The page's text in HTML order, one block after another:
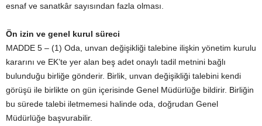
esnaf ve sanatkâr sayısından fazla olması.
Ön izin ve genel kurul süreci
MADDE 5 – (1) Oda, unvan değişikliği talebine ilişkin yönetim kurulu
kararını ve EK’te yer alan beş adet onaylı tadil metnini bağlı
bulunduğu birliğe gönderir. Birlik, unvan değişikliği talebini kendi
görüşü ile birlikte on gün içerisinde Genel Müdürlüğe bildirir. Birliğin
bu sürede talebi iletmemesi halinde oda, doğrudan Genel
Müdürlüğe başvurabilir.